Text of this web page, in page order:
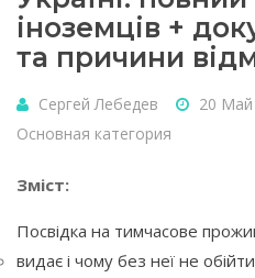
іноземців +
та причини
Сергей Лебедев 20 Май
Основная категория
Зміст:
Посвідка на тимчасове
видає і чому без неї не